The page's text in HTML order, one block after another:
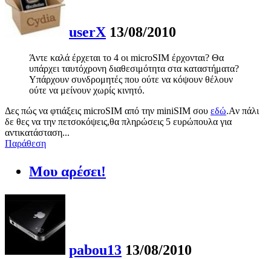
userX 13/08/2010
Άντε καλά έρχεται το 4 οι microSIM έρχονται? Θα
υπάρχει ταυτόχρονη διαθεσιμότητα στα καταστήματα?
Υπάρχουν συνδρομητές που ούτε να κόψουν θέλουν
ούτε να μείνουν χωρίς κινητό.
Δες πώς να φτιάξεις microSIM από την miniSIM σου εδώ.Αν πάλι
δε θες να την πετσοκόψεις,θα πληρώσεις 5 ευρώπουλα για
αντικατάσταση...
Παράθεση
Μου αρέσει!
pabou13 13/08/2010